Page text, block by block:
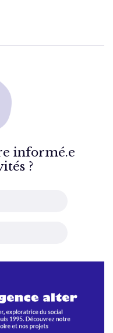
informé.e
?